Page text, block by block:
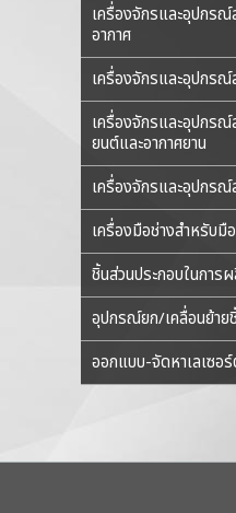
เครื่องจักรและอุปกรณ์
อากาศ
เครื่องจักรและอุปกรณ์
เครื่องจักรและอุปกร
ยนต์และอากาศยาน
เครื่องจักรและอุปกรณ์
เครื่องมือช่างสำหรับมื
ชิ้นส่วนประกอบในการ
อุปกรณ์ยก/เคลื่อนย้าย
ออกแบบ-จัดหาเลเซอ